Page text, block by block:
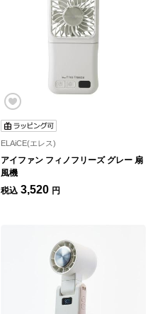
ELAiCE(エレス)
アイファン フィノフリーズ グレー 扇
風機
税込 3,520 円